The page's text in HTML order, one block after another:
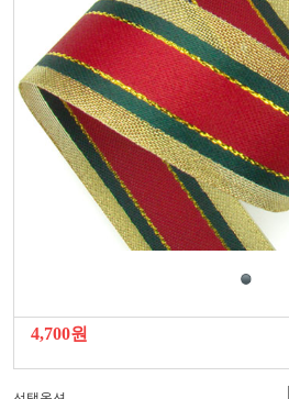
4,700원